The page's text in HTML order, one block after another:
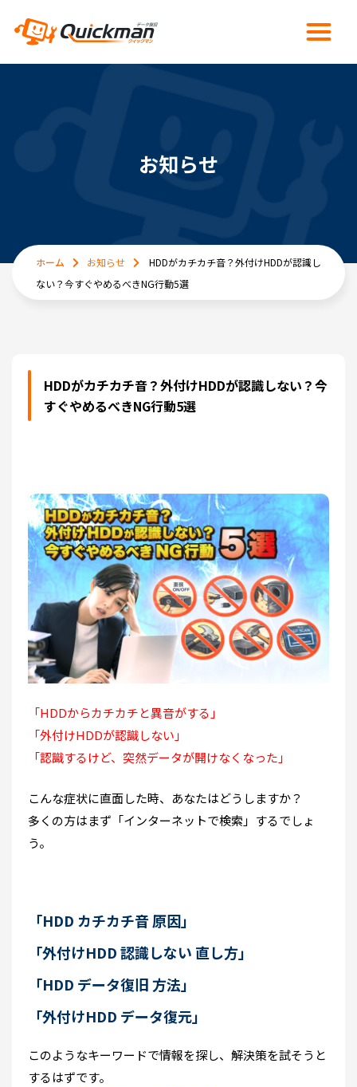
お知らせ
ホーム お知らせ
HDDがカチカチ音？外付けHDDが認識し
ない？今すぐやめるべきNG行動5選
HDDがカチカチ音？外付けHDDが認識しない？今
すぐやめるべきNG行動5選
「HDDからカチカチと異音がする」
「外付けHDDが認識しない」
「認識するけど、突然データが開けなくなった」
こんな症状に直面した時、あなたはどうしますか？
多くの方はまず「インターネットで検索」するでしょ
う。
「HDD カチカチ音 原因」
「外付けHDD 認識しない 直し方」
「HDD データ復旧 方法」
「外付けHDD データ復元」
このようなキーワードで情報を探し、解決策を試そうと
するはずです。